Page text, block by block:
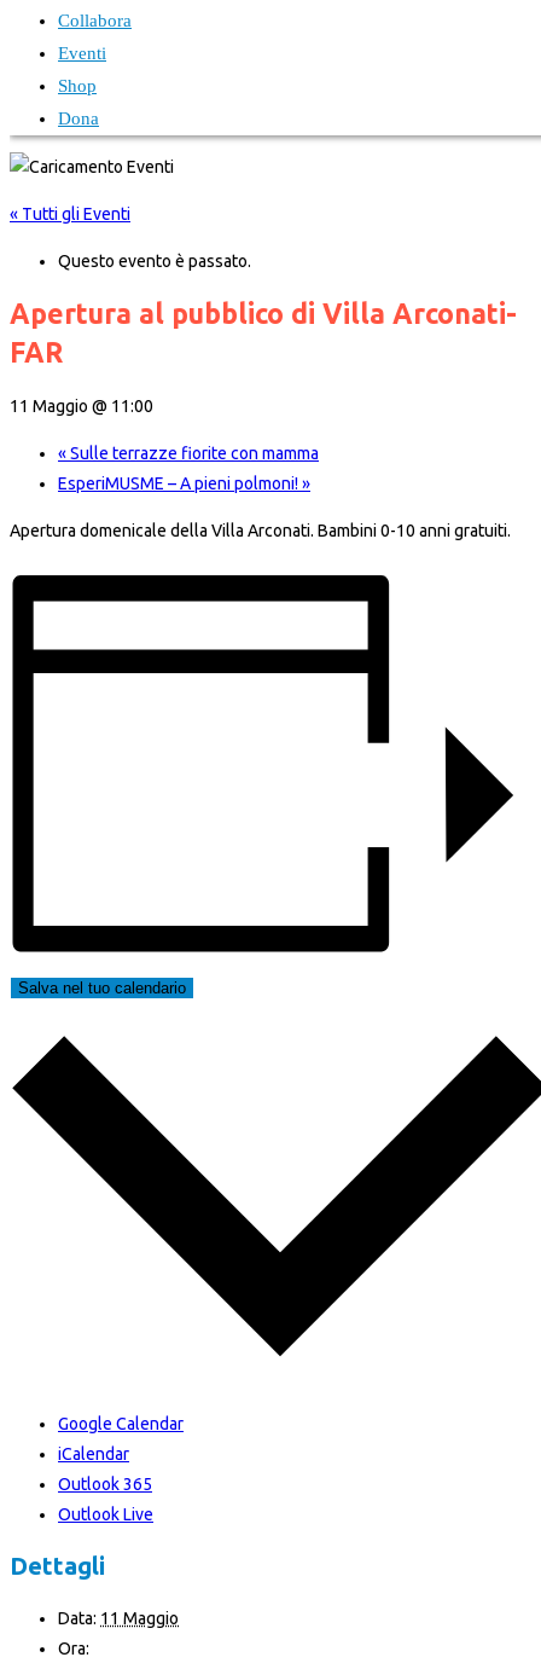
Collabora
Eventi
Shop
Dona
« Tutti gli Eventi
Questo evento è passato.
Apertura al pubblico di Villa Arconati-
FAR
11 Maggio @ 11:00
«Sulle terrazze fiorite con mamma
EsperiMUSME – A pieni polmoni!»
Apertura domenicale della Villa Arconati. Bambini 0-10 anni gratuiti.
Salva nel tuo calendario
Google Calendar
iCalendar
Outlook 365
Outlook Live
Dettagli
Data: 11 Maggio
Ora: